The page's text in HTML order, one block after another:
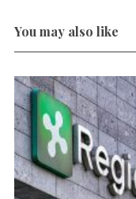
You may also like